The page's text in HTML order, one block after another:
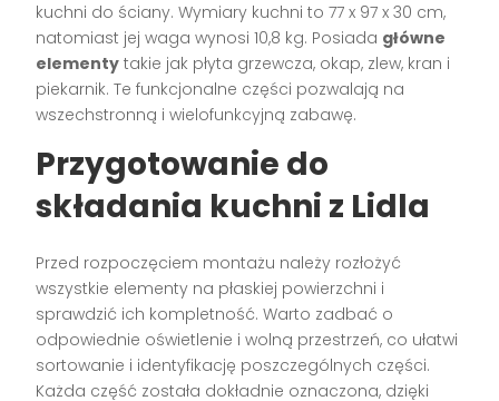
kuchni do ściany. Wymiary kuchni to 77 x 97 x 30 cm,
natomiast jej waga wynosi 10,8 kg. Posiada główne
elementy takie jak płyta grzewcza, okap, zlew, kran i
piekarnik. Te funkcjonalne części pozwalają na
wszechstronną i wielofunkcyjną zabawę.
Przygotowanie do
składania kuchni z Lidla
Przed rozpoczęciem montażu należy rozłożyć
wszystkie elementy na płaskiej powierzchni i
sprawdzić ich kompletność. Warto zadbać o
odpowiednie oświetlenie i wolną przestrzeń, co ułatwi
sortowanie i identyfikację poszczególnych części.
Każda część została dokładnie oznaczona, dzięki